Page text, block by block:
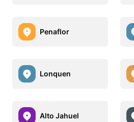
Penaflor
Lonquen
Alto Jahuel